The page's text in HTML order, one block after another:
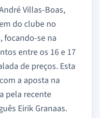
Villas-Boas,
do clube no
focando-se na
entre os 16 e 17
de preços. Esta
a aposta na
pela recente
Eirik Granaas.